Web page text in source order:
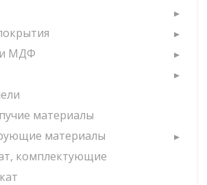
МДФ
материалы
материалы
комплектующие